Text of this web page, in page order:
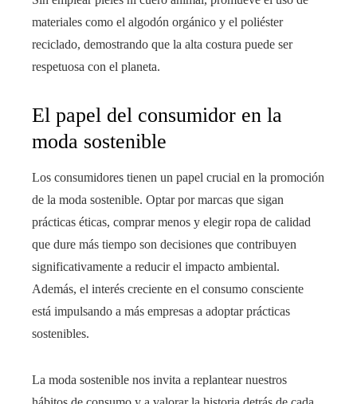
materiales como el algodón orgánico y el poliéster
reciclado, demostrando que la alta costura puede ser
respetuosa con el planeta.
El papel del consumidor en la
moda sostenible
Los consumidores tienen un papel crucial en la promoción
de la moda sostenible. Optar por marcas que sigan
prácticas éticas, comprar menos y elegir ropa de calidad
que dure más tiempo son decisiones que contribuyen
significativamente a reducir el impacto ambiental.
Además, el interés creciente en el consumo consciente
está impulsando a más empresas a adoptar prácticas
sostenibles.
La moda sostenible nos invita a replantear nuestros